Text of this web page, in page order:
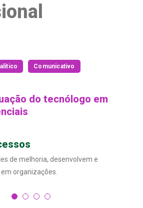
Comunicativo
do tecnólogo em
de melhoria, desenvolvem e
organizações.